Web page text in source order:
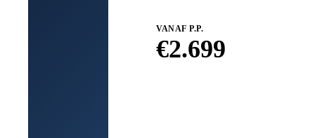
VANAF P.P.
€2.699